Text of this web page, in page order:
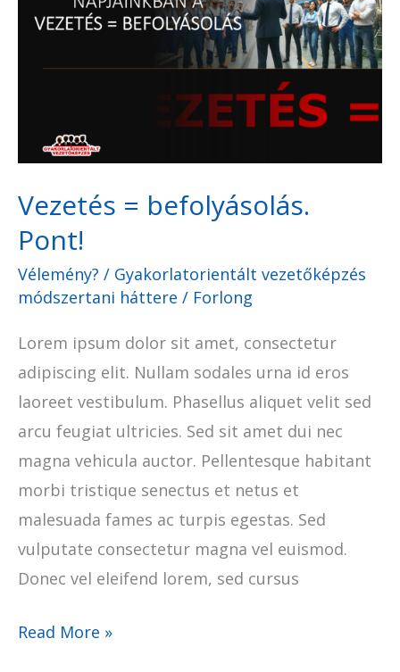
Vezetés = befolyásolás.
Pont!
Vélemény? / Gyakorlatorientált vezetőképzés
módszertani háttere / Forlong
Lorem ipsum dolor sit amet, consectetur
adipiscing elit. Nullam sodales urna id eros
laoreet vestibulum. Phasellus aliquet velit sed
arcu feugiat ultricies. Sed sit amet dui nec
magna vehicula auctor. Pellentesque habitant
morbi tristique senectus et netus et
malesuada fames ac turpis egestas. Sed
vulputate consectetur magna vel euismod.
Donec vel eleifend lorem, sed cursus
befolyásolás.
Read More »